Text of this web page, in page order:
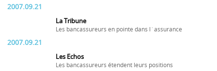
2007.09.21
La Tribune
Les bancassureurs en pointe dans l´assurance
2007.09.21
Les Echos
Les bancassureurs étendent leurs positions